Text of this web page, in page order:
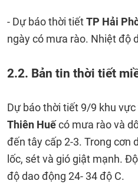
- Dự báo thời tiếtTP Hải
ngày có mưa rào. Nhiệt độ
2.2. Bản tin thời tiết
Dự báo thời tiết 9/9 khu
Thiên Huếcó mưa rào và
đến tây cấp 2-3. Trong cơn
lốc, sét và gió giật mạnh.
độ dao động 24- 34 độ C.